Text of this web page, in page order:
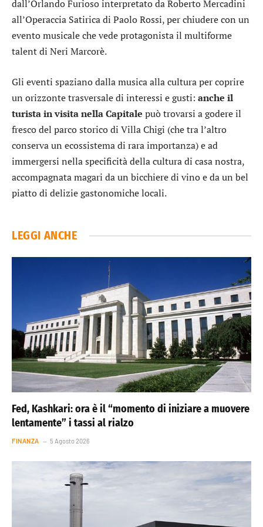
dall’Orlando Furioso interpretato da Roberto Mercadini
all’Operaccia Satirica di Paolo Rossi, per chiudere con un
evento musicale che vede protagonista il multiforme
talent di Neri Marcorè.
Gli eventi spaziano dalla musica alla cultura per coprire
un orizzonte trasversale di interessi e gusti: anche il
turista in visita nella Capitale può trovarsi a godere il
fresco del parco storico di Villa Chigi (che tra l’altro
conserva un ecossistema di rara importanza) e ad
immergersi nella specificità della cultura di casa nostra,
accompagnata magari da un bicchiere di vino e da un bel
piatto di delizie gastonomiche locali.
LEGGI ANCHE
Fed, Kashkari: ora è il “momento di iniziare a muovere
lentamente” i tassi al rialzo
FINANZA 5 Agosto 2026